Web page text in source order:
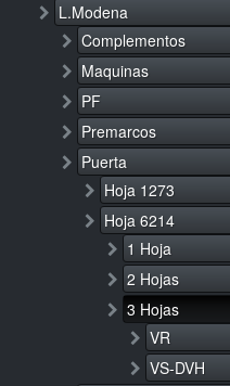
L.Modena
Complementos
Maquinas
PF
Premarcos
Puerta
Hoja 1273
Hoja 6214
1 Hoja
2 Hojas
3 Hojas
VR
VS-DVH